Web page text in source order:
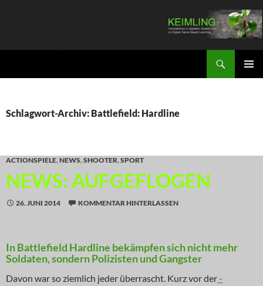
Schlagwort-Archiv: Battlefield: Hardline
ACTIONSPIELE,NEWS,SHOOTER,SPORT
NEWS: AUFGEFLOGEN
26. JUNI 2014 KOMMENTAR HINTERLASSEN
In Battlefield Hardline bekämpfen sich nicht mehr
Soldaten, sondern Polizisten und Gangster
Davon war so ziemlich jeder überrascht. Kurz vor der-